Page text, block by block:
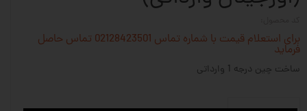
برای استعلام قیمت با شماره تماس 02128423501 تماس حاصل
فرماید
ساخت چین درجه 1 وارداتی